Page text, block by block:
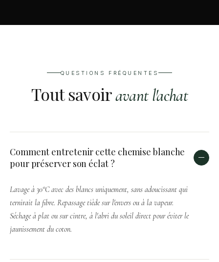
QUESTIONS FRÉQUENTES
Tout savoiravant l'achat
Comment entretenir cette chemise blanche
pour préserver son éclat ?
Lavage à 30°C avec des blancs uniquement, sans adoucissant qui
ternirait la fibre. Repassage tiède sur l'envers ou à la vapeur.
Séchage à plat ou sur cintre, à l'abri du soleil direct pour éviter le
jaunissement du coton.